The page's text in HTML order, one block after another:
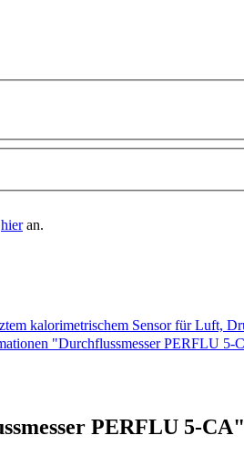
hieran.
kalorimetrischem Sensor für
"Durchflussmesser PERFLU 5-
PERFLU 5-CA"